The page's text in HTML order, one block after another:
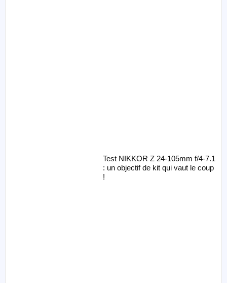
Test NIKKOR Z 24-105mm f/4-7.1
: un objectif de kit qui vaut le coup
!